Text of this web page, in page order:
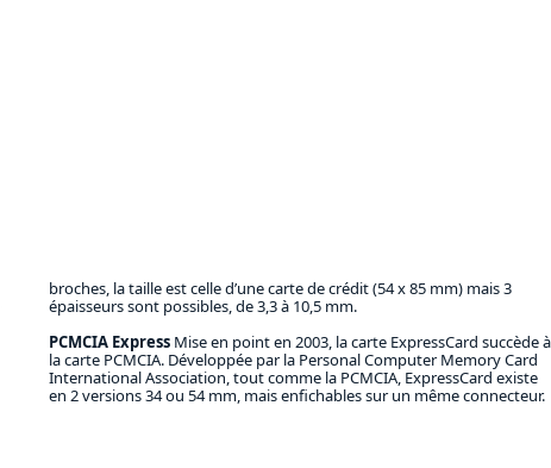
broches, la taille est celle d’une carte de crédit (54 x 85 mm) mais 3
épaisseurs sont possibles, de 3,3 à 10,5 mm.
PCMCIA Express Mise en point en 2003, la carte ExpressCard succède à
la carte PCMCIA. Développée par la Personal Computer Memory Card
International Association, tout comme la PCMCIA, ExpressCard existe
en 2 versions 34 ou 54 mm, mais enfichables sur un même connecteur.